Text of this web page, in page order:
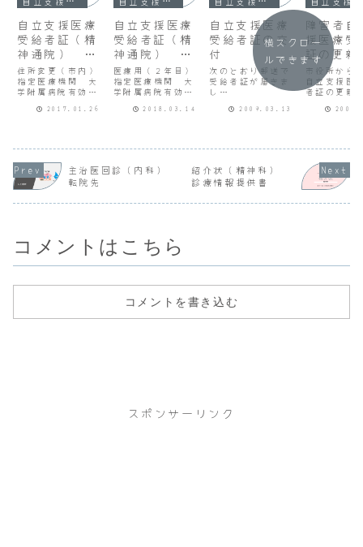
自立支援医療
受給者証（精
神通院） 更
新手続き
住所変更（市内）
指定医療機関 大
学附属病院有効期
～H29.5.31
2017.01.26
自立支援医療
受給者証（精
神通院） 更
新手続き
医療用（２年目）
指定医療機関 大
学附属病院有効期
～H30.5.31（変
2018.03.14
自立支援医療
受給者証の交
付
次のとおり郵送で
受給者証が届きま
し
日 申請者各
位
○○市保
課 自立支援
2009.03.13
障害者自
援医療受
証の更新
市役所から
自立支援医
者証の更新
きまし
成19年12
自立支援医
横スクロー
ルできます
主治医回診（内科）
転院先
紹介状（精神科）
診療情報提供書
コメントはこちら
コメントを書き込む
スポンサーリンク